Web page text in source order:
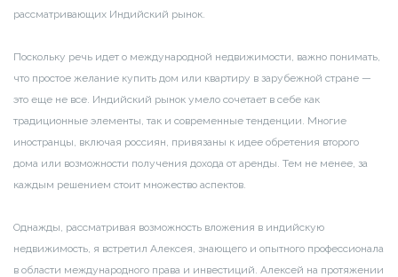
рассматривающих Индийский рынок.
Поскольку речь идет о международной недвижимости, важно понимать,
что простое желание купить дом или квартиру в зарубежной стране —
это еще не все. Индийский рынок умело сочетает в себе как
традиционные элементы, так и современные тенденции. Многие
иностранцы, включая россиян, привязаны к идее обретения второго
дома или возможности получения дохода от аренды. Тем не менее, за
каждым решением стоит множество аспектов.
Однажды, рассматривая возможность вложения в индийскую
недвижимость, я встретил Алексея, знающего и опытного профессионала
в области международного права и инвестиций. Алексей на протяжении